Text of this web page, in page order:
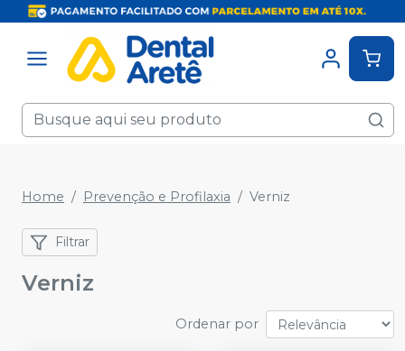
Home Prevenção e Profilaxia Verniz
Filtrar
Verniz
Ordenar por